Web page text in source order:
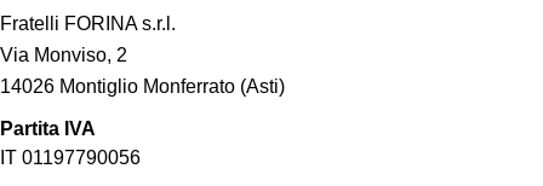
Fratelli FORINA s.r.l.
Via Monviso, 2
14026 Montiglio Monferrato (Asti)
Partita IVA
IT 01197790056